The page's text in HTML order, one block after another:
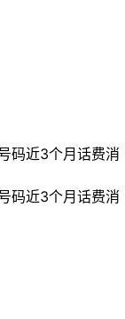
码近3个月话费消
码近3个月话费消